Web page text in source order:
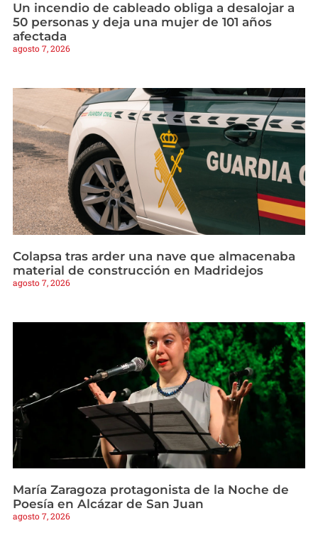
Un incendio de cableado obliga a desalojar a
50 personas y deja una mujer de 101 años
afectada
agosto 7, 2026
Colapsa tras arder una nave que almacenaba
material de construcción en Madridejos
agosto 7, 2026
María Zaragoza protagonista de la Noche de
Poesía en Alcázar de San Juan
agosto 7, 2026